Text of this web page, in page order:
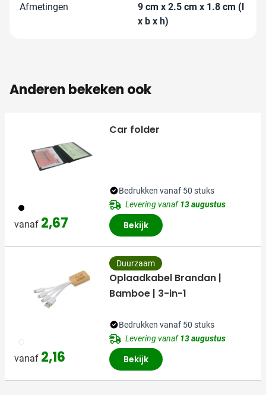
Afmetingen
9 cm x 2.5 cm x 1.8 cm (l
x b x h)
Anderen bekeken ook
001
vanaf 2,67
Car folder
Bedrukken vanaf 50 stuks
Levering vanaf13 augustus
Bekijk
002
vanaf 2,16
Duurzaam
Oplaadkabel Brandan |
Bamboe | 3-in-1
Bedrukken vanaf 50 stuks
Levering vanaf13 augustus
Bekijk